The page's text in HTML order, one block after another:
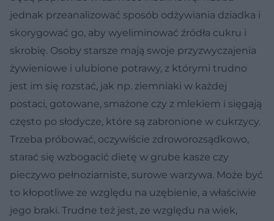
jednak przeanalizować sposób odżywiania dziadka i
skorygować go, aby wyeliminować źródła cukru i
skrobię. Osoby starsze mają swoje przyzwyczajenia
żywieniowe i ulubione potrawy, z którymi trudno
jest im się rozstać, jak np. ziemniaki w każdej
postaci, gotowane, smażone czy z mlekiem i sięgają
często po słodycze, które są zabronione w cukrzycy.
Trzeba próbować, oczywiście zdroworozsądkowo,
starać się wzbogacić dietę w grube kasze czy
pieczywo pełnoziarniste, surowe warzywa. Może być
to kłopotliwe ze względu na uzębienie, a właściwie
jego braki. Trudne też jest, ze względu na wiek,